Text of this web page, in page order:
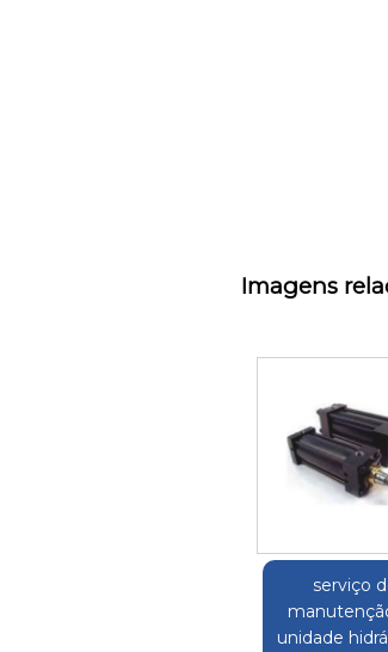
Imagens
serviço
unidade